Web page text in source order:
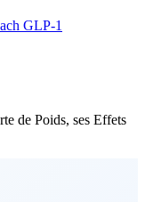
GLP-1
de Poids, ses Effets